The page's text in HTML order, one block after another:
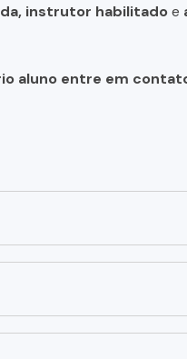
instrutor habilitadoe
aluno entre em